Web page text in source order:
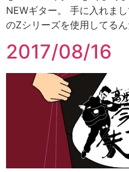
NEWギター。 手に入れま
のZシリーズを使用してる
2017/08/16